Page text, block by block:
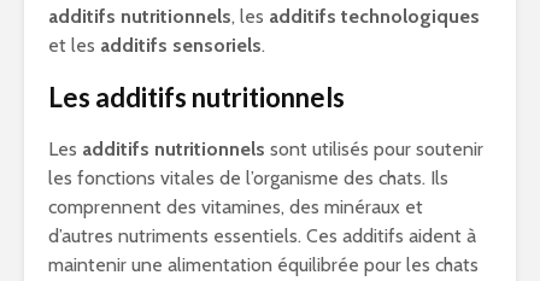
additifs nutritionnels, les additifs technologiques
et les additifs sensoriels.
Les additifs nutritionnels
Les additifs nutritionnels sont utilisés pour soutenir
les fonctions vitales de l’organisme des chats. Ils
comprennent des vitamines, des minéraux et
d’autres nutriments essentiels. Ces additifs aident à
maintenir une alimentation équilibrée pour les chats